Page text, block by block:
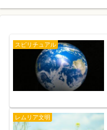
スピリチュアル
レムリア文明